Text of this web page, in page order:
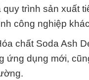
trình sản xuất
công nghiệp
chất Soda Ash
ứng dụng mới,